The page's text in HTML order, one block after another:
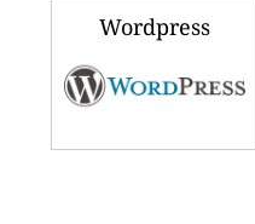
Wordpress